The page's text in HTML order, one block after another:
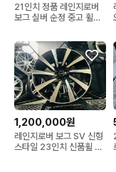
21인치 정품 레인지로버
보그 실버 순정 중고 휠타
1,200,000원
레인지로버 보그 SV 신형
스타일 23인치 신품휠 한